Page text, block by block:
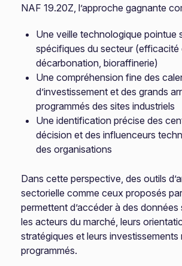
NAF 19.20Z, l’approche gagnante
Une veille technologique pointue
spécifiques du secteur (efficacité
décarbonation, bioraffinerie)
Une compréhension fine des
d’investissement et des grands
programmés des sites industriels
Une identification précise des
décision et des influenceurs
des organisations
Dans cette perspective, des outils
sectorielle comme ceux proposés
permettent d’accéder à des
les acteurs du marché, leurs
stratégiques et leurs
programmés.